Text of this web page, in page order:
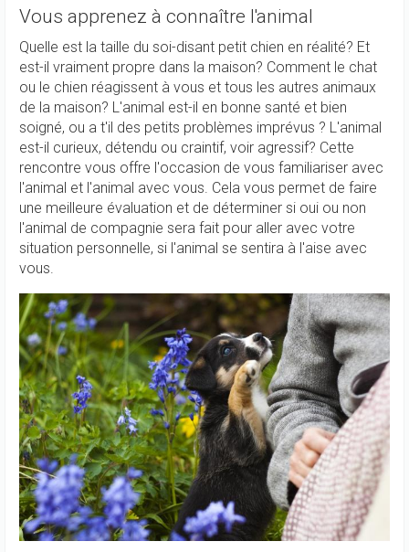
Vous apprenez à connaître l'animal
Quelle est la taille du soi-disant petit chien en réalité? Et
est-il vraiment propre dans la maison? Comment le chat
ou le chien réagissent à vous et tous les autres animaux
de la maison? L'animal est-il en bonne santé et bien
soigné, ou a t'il des petits problèmes imprévus ? L'animal
est-il curieux, détendu ou craintif, voir agressif? Cette
rencontre vous offre l'occasion de vous familiariser avec
l'animal et l'animal avec vous. Cela vous permet de faire
une meilleure évaluation et de déterminer si oui ou non
l'animal de compagnie sera fait pour aller avec votre
situation personnelle, si l'animal se sentira à l'aise avec
vous.